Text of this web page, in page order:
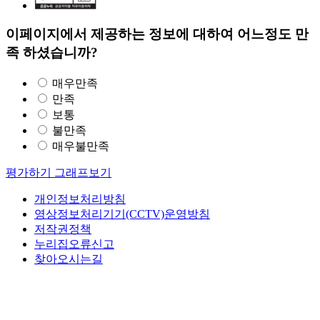
이페이지에서 제공하는 정보에 대하여 어느정도 만
족 하셨습니까?
매우만족
만족
보통
불만족
매우불만족
평가하기 그래프보기
개인정보처리방침
영상정보처리기기(CCTV)운영방침
저작권정책
누리집오류신고
찾아오시는길